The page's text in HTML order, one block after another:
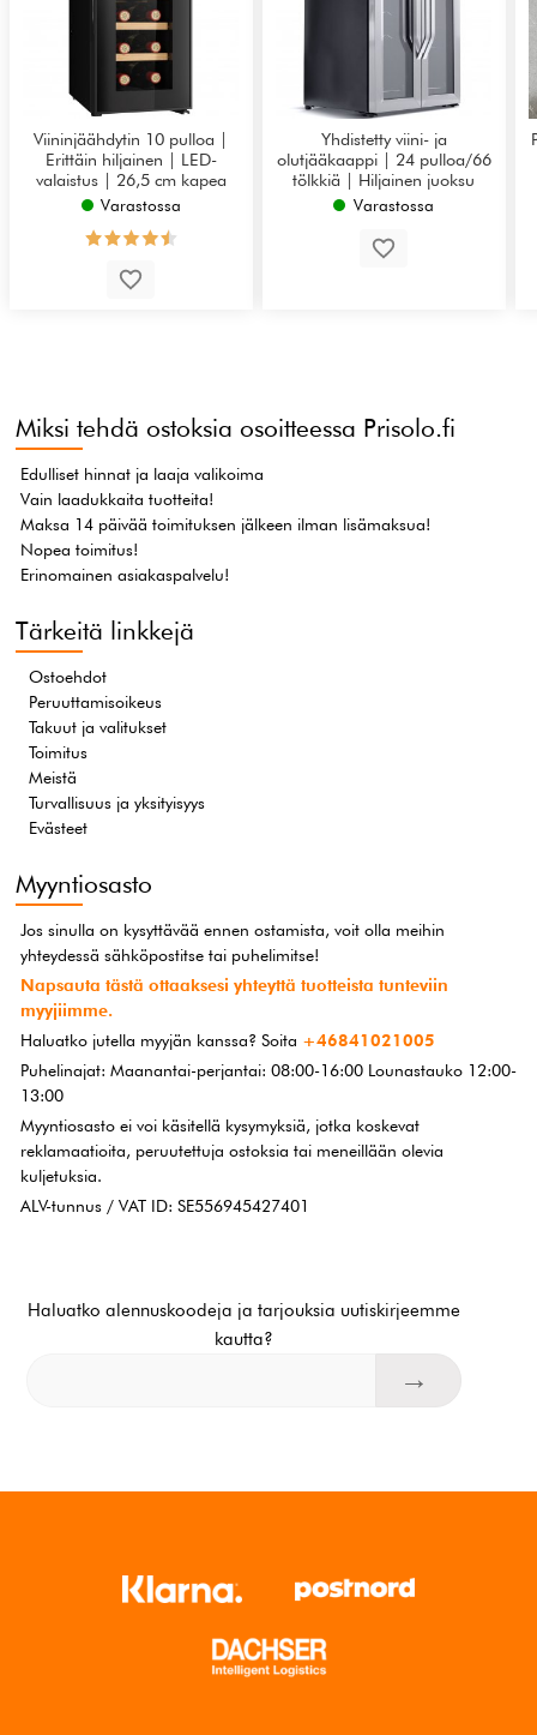
Viininjäähdytin 10 pulloa |
Erittäin hiljainen | LED-
valaistus | 26,5 cm kapea
Varastossa
Yhdistetty viini- ja
olutjääkaappi | 24 pulloa/66
tölkkiä | Hiljainen juoksu
Varastossa
Miksi tehdä ostoksia osoitteessa Prisolo.fi
Edulliset hinnat ja laaja valikoima
Vain laadukkaita tuotteita!
Maksa 14 päivää toimituksen jälkeen ilman lisämaksua!
Nopea toimitus!
Erinomainen asiakaspalvelu!
Tärkeitä linkkejä
Ostoehdot
Peruuttamisoikeus
Takuut ja valitukset
Toimitus
Meistä
Turvallisuus ja yksityisyys
Evästeet
Myyntiosasto
Jos sinulla on kysyttävää ennen ostamista, voit olla meihin
yhteydessä sähköpostitse tai puhelimitse!
Napsauta tästä ottaaksesi yhteyttä tuotteista tunteviin
myyjiimme.
Haluatko jutella myyjän kanssa? Soita +46841021005
Puhelinajat: Maanantai-perjantai: 08:00-16:00 Lounastauko 12:00-
13:00
Myyntiosasto ei voi käsitellä kysymyksiä, jotka koskevat
reklamaatioita, peruutettuja ostoksia tai meneillään olevia
kuljetuksia.
ALV-tunnus / VAT ID: SE556945427401
Haluatko alennuskoodeja ja tarjouksia uutiskirjeemme
kautta?